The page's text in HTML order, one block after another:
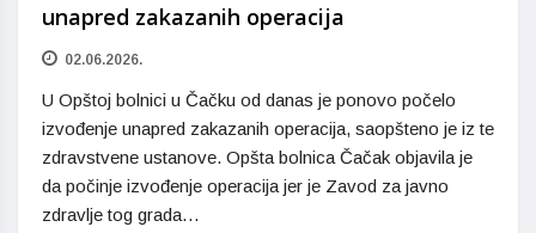
unapred zakazanih operacija
02.06.2026.
U Opštoj bolnici u Čačku od danas je ponovo počelo
izvođenje unapred zakazanih operacija, saopšteno je iz te
zdravstvene ustanove. Opšta bolnica Čačak objavila je
da počinje izvođenje operacija jer je Zavod za javno
zdravlje tog grada…